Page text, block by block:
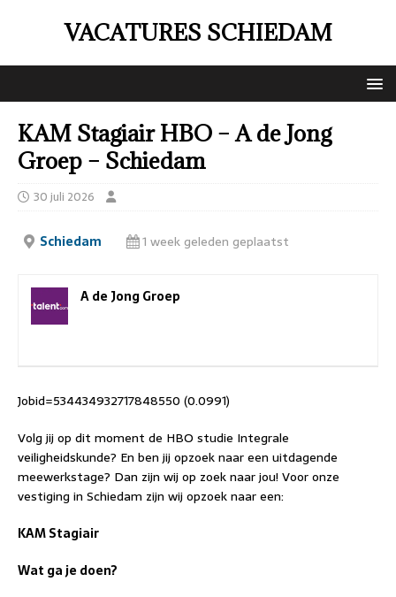
VACATURES SCHIEDAM
KAM Stagiair HBO – A de Jong
Groep – Schiedam
30 juli 2026
Schiedam 1 week geleden geplaatst
A de Jong Groep
Jobid=534434932717848550 (0.0991)
Volg jij op dit moment de HBO studie Integrale
veiligheidskunde? En ben jij opzoek naar een uitdagende
meewerkstage? Dan zijn wij op zoek naar jou! Voor onze
vestiging in Schiedam zijn wij opzoek naar een:
KAM Stagiair
Wat ga je doen?